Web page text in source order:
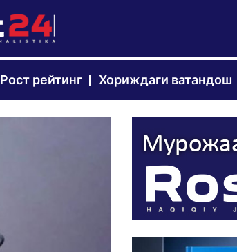
Рост рейтинг Хориждаги ватандош